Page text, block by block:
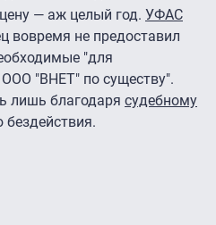
— аж целый год. УФАС
вовремя не предоставил
"для
"ВНЕТ" по существу".
лишь благодаря судебному